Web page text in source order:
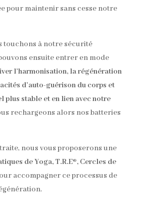
pour maintenir sans cesse notre
touchons à notre sécurité
ensuite entrer en mode
l’harmonisation, la régénération
d’auto-guérison du corps et
plus stable et en lien avec notre
rechargeons alors nos batteries
nous vous proposerons une
de Yoga, T.R.E®, Cercles de
accompagner ce processus de